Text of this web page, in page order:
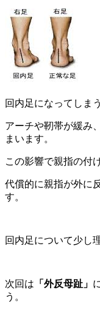
回内足になってしま
アーチや靭帯が緩み
まいます。
この影響で親指の付
代償的に親指が外に
す。
回内足について少し
次回は 「外反母趾」
う。